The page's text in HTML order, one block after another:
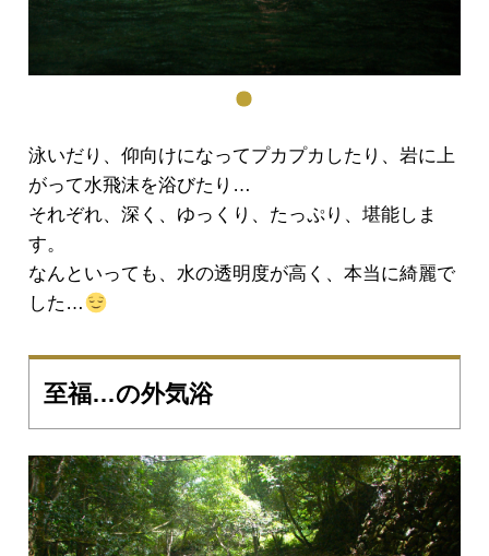
泳いだり、仰向けになってプカプカしたり、岩に上
がって水飛沫を浴びたり…
それぞれ、深く、ゆっくり、たっぷり、堪能しま
す。
なんといっても、水の透明度が高く、本当に綺麗で
した…
至福…の外気浴